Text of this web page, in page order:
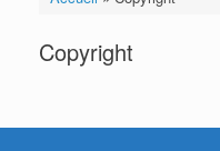
Copyright